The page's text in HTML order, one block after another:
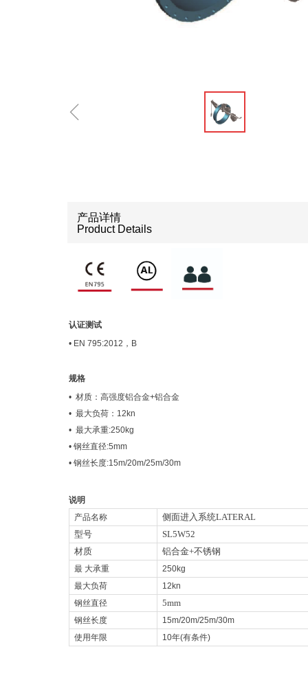
ꁆ
认证测试
• EN 795:2012，B
规格
• 材质：高强度铝合金+铝合金
• 最大负荷：12kn
• 最大承重:250kg
• 钢丝直径:5mm
• 钢丝长度:15m/20m/25m/30m
说明
产品名称
侧面进入系统LATERAL
型号
SL5W52
材质
铝合金+不锈钢
最 大承重
250kg
最大负荷
12kn
钢丝直径
5mm
钢丝长度
15m/20m/25m/30m
使用年限
10年(有条件)
产品详情
​​​​​​​Product Details